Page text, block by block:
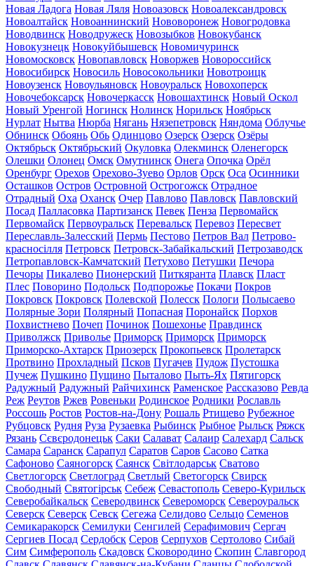
Новая Ладога Новая Ляля Новоазовск Новоалександровск
Новоалтайск Новоаннинский Нововоронеж Новогродовка
Новодвинск Новодружеск Новозыбков Новокубанск
Новокузнецк Новокуйбышевск Новомичуринск
Новомосковск Новопавловск Новоржев Новороссийск
Новосибирск Новосиль Новосокольники Новотроицк
Новоузенск Новоульяновск Новоуральск Новохоперск
Новочебоксарск Новочеркасск Новошахтинск Новый Оскол
Новый Уренгой Ногинск Нолинск Норильск Ноябрьск
Нурлат Нытва Нюрба Нягань Нязепетровск Няндома Облучье
Обнинск Обоянь Обь Одинцово Озерск Озерск Озёры
Октябрьск Октябрьский Окуловка Олекминск Оленегорск
Олешки Олонец Омск Омутнинск Онега Опочка Орёл
Оренбург Орехов Орехово-Зуево Орлов Орск Оса Осинники
Осташков Остров Островной Острогожск Отрадное
Отрадный Оха Оханск Очер Павлово Павловск Павловский
Посад Палласовка Партизанск Певек Пенза Первомайск
Первомайск Первоуральск Перевальск Перевоз Пересвет
Переславль-Залесский Пермь Пестово Петров Вал Петрово-
красносілля Петровск Петровск-Забайкальский Петрозаводск
Петропавловск-Камчатский Петухово Петушки Печора
Печоры Пикалево Пионерский Питкяранта Плавск Пласт
Плес Поворино Подольск Подпорожье Покачи Покров
Покровск Покровск Полевской Полесск Пологи Полысаево
Полярные Зори Полярный Попасная Поронайск Порхов
Похвистнево Почеп Починок Пошехонье Правдинск
Приволжск Приволье Приморск Приморск Приморск
Приморско-Ахтарск Приозерск Прокопьевск Пролетарск
Протвино Прохладный Псков Пугачев Пудож Пустошка
Пучеж Пушкино Пущино Пыталово Пыть-Ях Пятигорск
Радужный Радужный Райчихинск Раменское Рассказово Ревда
Реж Реутов Ржев Ровеньки Родинское Родники Рославль
Россошь Ростов Ростов-на-Дону Рошаль Ртищево Рубежное
Рубцовск Рудня Руза Рузаевка Рыбинск Рыбное Рыльск Ряжск
Рязань Сєвєродонецьк Саки Салават Салаир Салехард Сальск
Самара Саранск Сарапул Саратов Саров Сасово Сатка
Сафоново Саяногорск Саянск Світлодарськ Сватово
Светлогорск Светлоград Светлый Светогорск Свирск
Свободный Святогірськ Себеж Севастополь Северо-Курильск
Северобайкальск Северодвинск Североморск Североуральск
Северск Северск Севск Сегежа Селидово Сельцо Семенов
Семикаракорск Семилуки Сенгилей Серафимович Сергач
Сергиев Посад Сердобск Серов Серпухов Сертолово Сибай
Сим Симферополь Скадовск Сковородино Скопин Славгород